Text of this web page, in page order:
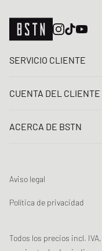
SERVICIO CLIENTE
Preguntas frecuentes
Loyalty Program
Seguridad del producto
CUENTA DEL CLIENTE
Registro
Registro para el boletín
Rastreo de los datos
ACERCA DE BSTN
Chronicles
Sustainability
Descuento estudiante:
Aviso legal
Política de privacidad
Todos los precios incl.